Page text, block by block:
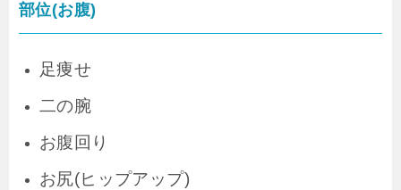
部位(お腹)
足痩せ
二の腕
お腹回り
お尻(ヒップアップ)